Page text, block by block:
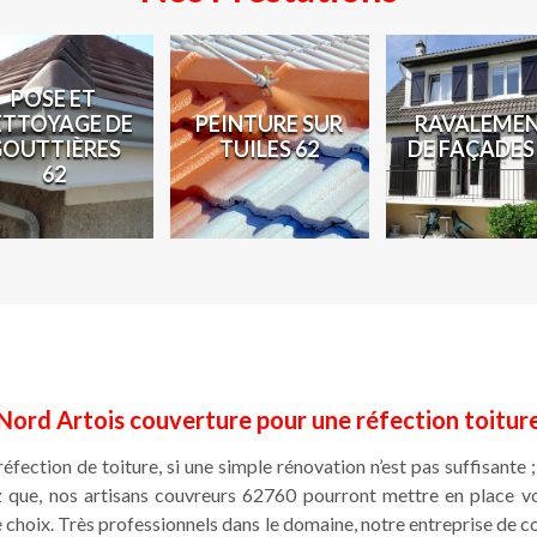
POSE ET
DE
62
PEINTURE SUR
TUILES 62
DE
Artois couverture pour une réfection
de toiture, si une simple rénovation n’est pas suffisante
que, nos artisans couvreurs 62760 pourront mettre en place
Très professionnels dans le domaine, notre entreprise de